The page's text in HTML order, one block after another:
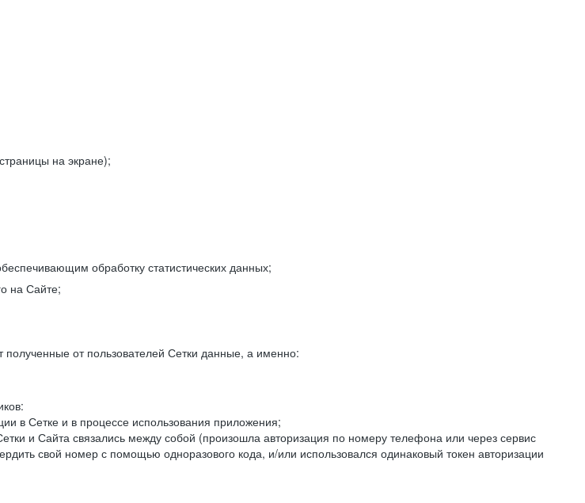
на экране);
обработку статистических данных;
на Сайте;
от пользователей Сетки данные, а именно:
в Сетке и в процессе использования приложения;
и Сайта связались между собой (произошла авторизация по номеру телефона или через сервис
свой номер с помощью одноразового кода, и/или использовался одинаковый токен авторизации